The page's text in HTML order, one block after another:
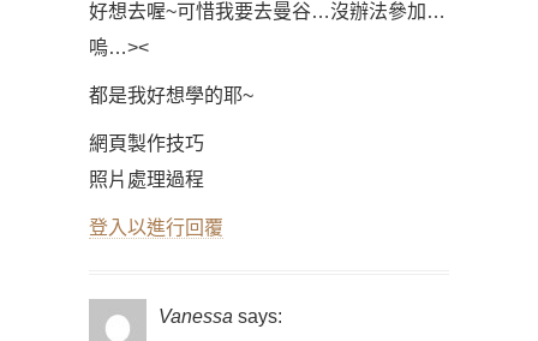
好想去喔~可惜我要去曼谷…沒辦法參加…
嗚…><
都是我好想學的耶~
網頁製作技巧
照片處理過程
登入以進行回覆
Vanessa says: